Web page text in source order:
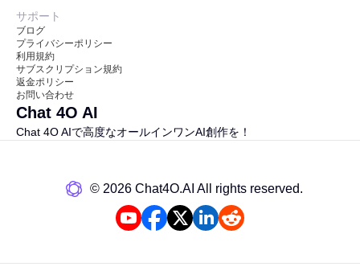
サポート
ブログ
プライバシーポリシー
利用規約
サブスクリプション規約
返金ポリシー
お問い合わせ
Chat 4O AI
Chat 4O AIで高度なオールインワンAI創作を！
©️ 2026 Chat4O.AI All rights reserved.